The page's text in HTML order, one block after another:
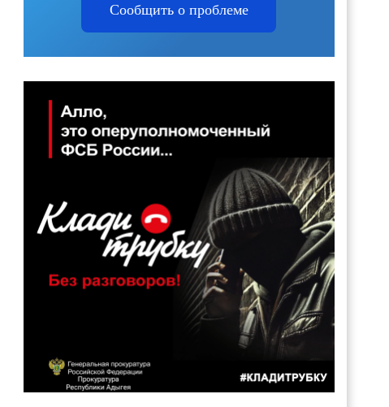
Сообщить о проблеме